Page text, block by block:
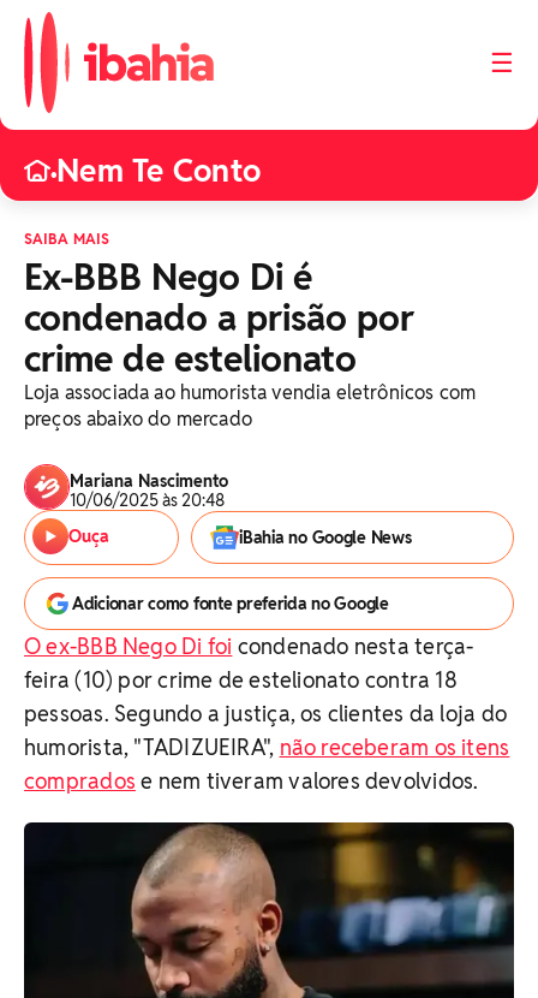
☰
•Nem Te Conto
SAIBA MAIS
Ex-BBB Nego Di é
condenado a prisão por
crime de estelionato
Loja associada ao humorista vendia eletrônicos com
preços abaixo do mercado
Mariana Nascimento
10/06/2025 às 20:48
Ouça
iBahia no Google News
Adicionar como fonte preferida no Google
O ex-BBB Nego Di foi condenado nesta terça-
feira (10) por crime de estelionato contra 18
pessoas. Segundo a justiça, os clientes da loja do
humorista, "TADIZUEIRA", não receberam os itens
comprados e nem tiveram valores devolvidos.